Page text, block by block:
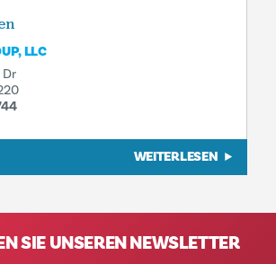
LLC
Dr
WEITERLESEN
SIE UNSEREN NEWSLETTER